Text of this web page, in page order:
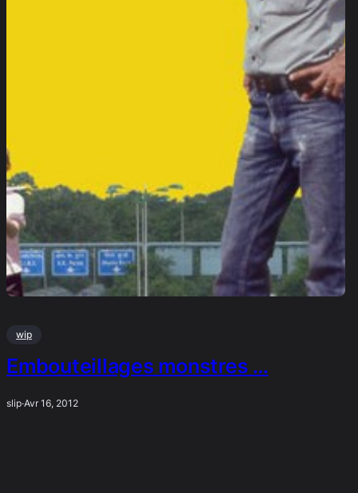
wip
Embouteillages monstres …
slip·Avr 16, 2012